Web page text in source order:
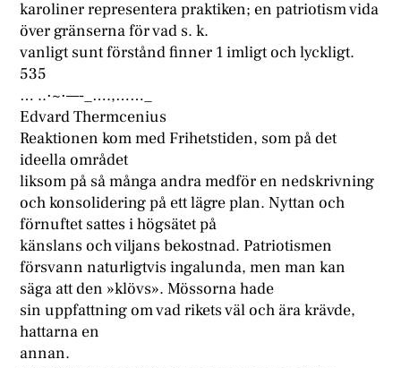
karoliner representera praktiken; en patriotism vida
över gränserna för vad s. k.
vanligt sunt förstånd finner 1 imligt och lyckligt.
535
… ..·~·—-_….,……_
Edvard Thermcenius
Reaktionen kom med Frihetstiden, som på det
ideella området
liksom på så många andra medför en nedskrivning
och konsolidering på ett lägre plan. Nyttan och
förnuftet sattes i högsätet på
känslans och viljans bekostnad. Patriotismen
försvann naturligtvis ingalunda, men man kan
säga att den »klövs». Mössorna hade
sin uppfattning om vad rikets väl och ära krävde,
hattarna en
annan.